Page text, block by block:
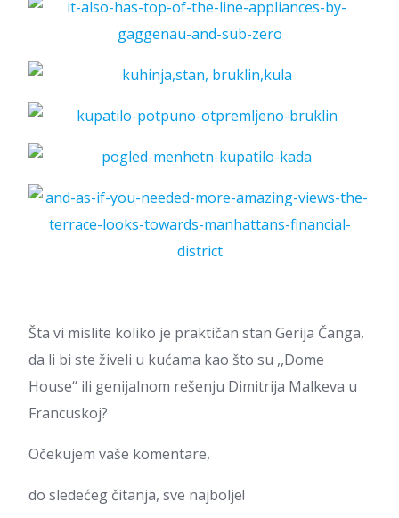
Šta vi mislite koliko je praktičan stan Gerija Čanga,
da li bi ste živeli u kućama kao što su ,,Dome
House“ ili genijalnom rešenju Dimitrija Malkeva u
Francuskoj?
Očekujem vaše komentare,
do sledećeg čitanja, sve najbolje!